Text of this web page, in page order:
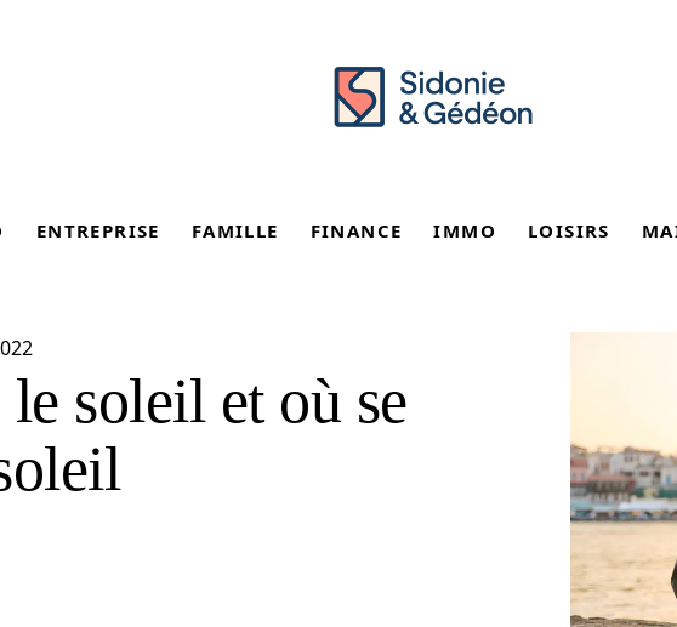
ENTREPRISE FAMILLE FINANCE IMMO LOISIRS
soleil et où se